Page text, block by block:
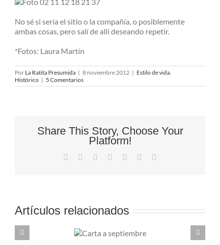
No sé si sería el sitio o la compañía, o posiblemente
ambas cosas, pero salí de allí deseando repetir.
*Fotos: Laura Martín
Por La Ratita Presumida | 8 noviembre 2012 | Estilo de vida,
Histórico | 5 Comentarios
Share This Story, Choose Your
Platform!
Facebook Reddit LinkedIn
TumblrPinterest
Artículos relacionados
Carta a